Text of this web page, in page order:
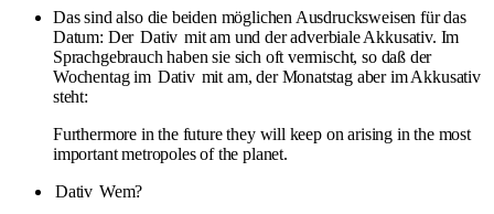
Das sind also die beiden möglichen Ausdrucksweisen für das
Datum: Der Dativ mit am und der adverbiale Akkusativ. Im
Sprachgebrauch haben sie sich oft vermischt, so daß der
Wochentag im Dativ mit am, der Monatstag aber im Akkusativ
steht:
Furthermore in the future they will keep on arising in the most
important metropoles of the planet.
Dativ Wem?